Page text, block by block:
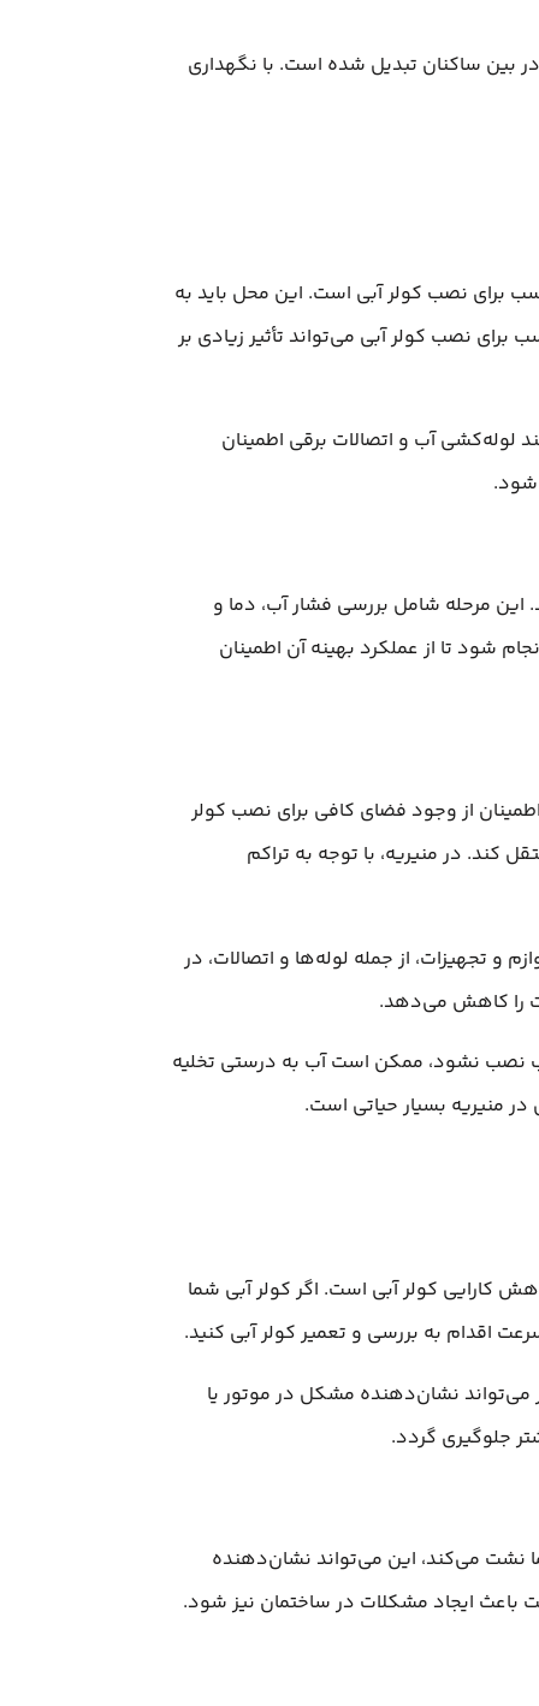
بین ساکنان تبدیل شده است. با نگهداری
برای نصب کولر آبی است. این محل باید به
نصب کولر آبی می‌تواند تأثیر زیادی بر
لوله‌کشی آب و اتصالات برقی اطمینان
شود.
مرحله شامل بررسی فشار آب، دما و
شود تا از عملکرد بهینه آن اطمینان
از وجود فضای کافی برای نصب کولر
کند. در منیریه، با توجه به تراکم
تجهیزات، از جمله لوله‌ها و اتصالات، در
را کاهش می‌دهد.
نصب نشود، ممکن است آب به درستی تخلیه
منیریه بسیار حیاتی است.
کارایی کولر آبی است. اگر کولر آبی شما
اقدام به بررسی و تعمیر کولر آبی کنید.
می‌تواند نشان‌دهنده مشکل در موتور یا
جلوگیری گردد.
نشت می‌کند، این می‌تواند نشان‌دهنده
باعث ایجاد مشکلات در ساختمان نیز شود.